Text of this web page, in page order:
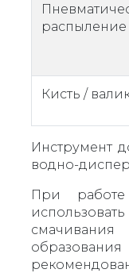
распыление
Кисть /
Инструмент
водно-
При